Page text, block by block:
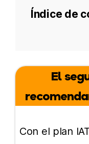
Índice de
Visado
Tours
Cómo llegar
El
Con el plan